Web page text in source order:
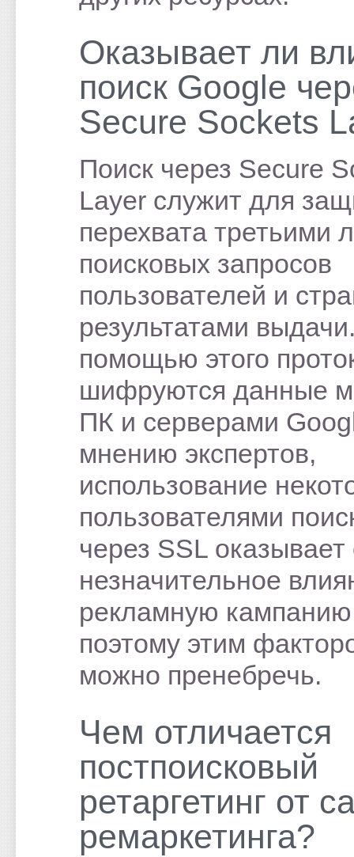
Оказывает ли
поиск Google
Secure Sockets
Поиск через Secure
Layer служит для
перехвата третьими
поисковых запросов
пользователей и
результатами
помощью этого
шифруются данные
ПК и серверами
мнению экспертов,
использование
пользователями
через SSL оказывает
незначительное
рекламную
поэтому этим
можно пренебречь.
Чем отличается
постпоисковый
ретаргетинг от
ремаркетинга?